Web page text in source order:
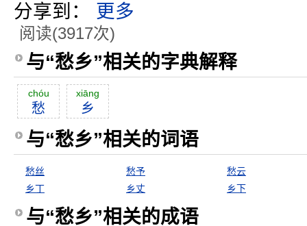
分享到： 更多
阅读(3917次)
与“愁乡”相关的字典解释
chóu
愁
xiāng
乡
与“愁乡”相关的词语
愁丝 愁予
愁云
乡丁
乡丈 乡下
与“愁乡”相关的成语